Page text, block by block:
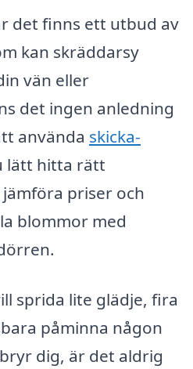
det finns ett utbud av
kan skräddarsy
vän eller
det ingen anledning
använda skicka-
lätt hitta rätt
priser och
blommor med
sprida lite glädje, fira
påminna någon
dig, är det aldrig